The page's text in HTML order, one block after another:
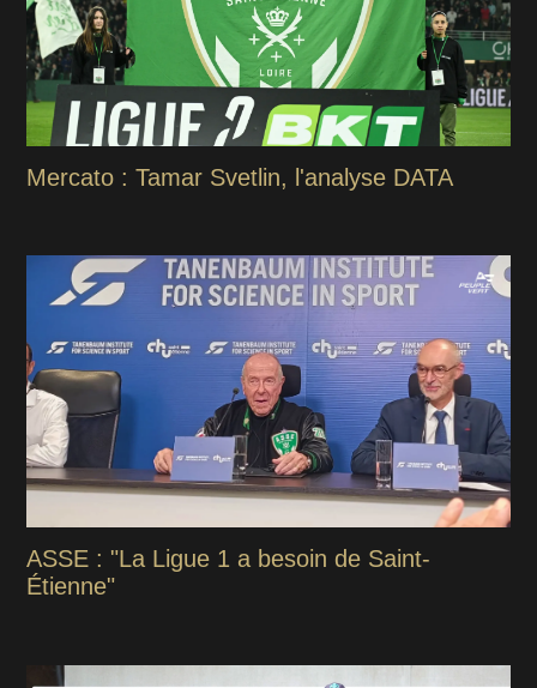
Mercato : Tamar Svetlin, l'analyse DATA
ASSE : "La Ligue 1 a besoin de Saint-
Étienne"